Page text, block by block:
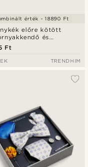
előre kötött
és
szett
Ft
érték - 18890 Ft
TRENDHIM